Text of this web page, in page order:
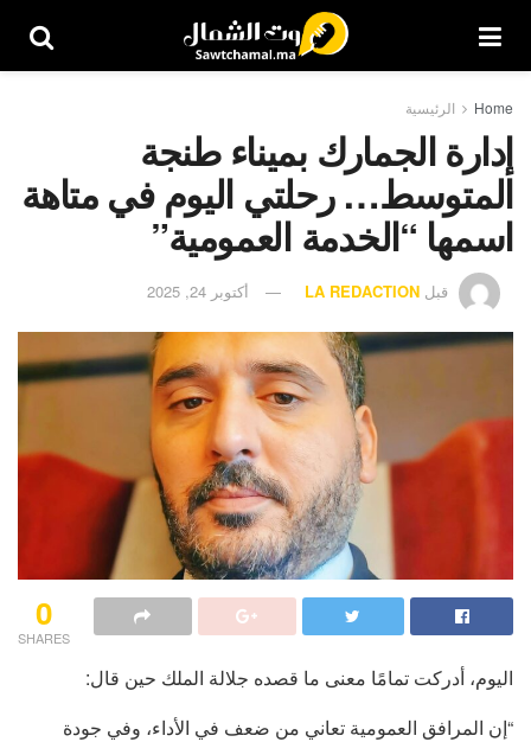
Home الرئيسية
إدارة الجمارك بميناء طنجة
المتوسط… رحلتي اليوم في متاهة
اسمها “الخدمة العمومية”
قبل LA REDACTION أكتوبر 24, 2025
0
SHARES
اليوم، أدركت تمامًا معنى ما قصده جلالة الملك حين قال:
“إن المرافق العمومية تعاني من ضعف في الأداء، وفي جودة